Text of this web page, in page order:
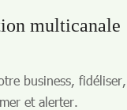
multicanale
business, fidéliser,
et alerter.